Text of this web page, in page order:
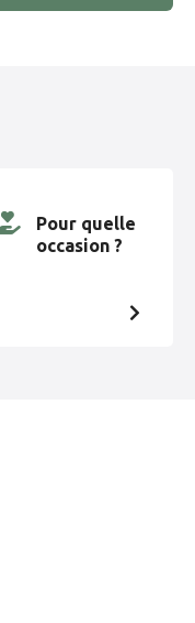
Pour quelle
occasion ?